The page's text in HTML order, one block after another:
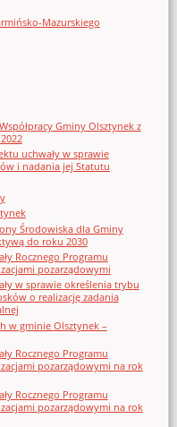
Mazurskiego
Gminy Olsztynek z
uchwały w sprawie
i nadania jej Statutu
Środowiska dla Gminy
do roku 2030
Rocznego Programu
pozarządowymi
w sprawie określenia trybu
o realizację zadania
w gminie Olsztynek –
Rocznego Programu
pozarządowymi na rok
Rocznego Programu
pozarządowymi na rok